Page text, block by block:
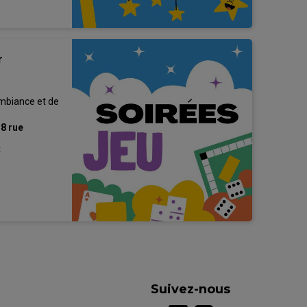
et de
rue
Suivez-nous